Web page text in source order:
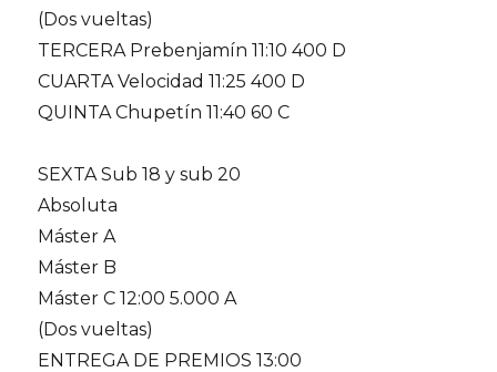
(Dos vueltas)
TERCERA Prebenjamín 11:10 400 D
CUARTA Velocidad 11:25 400 D
QUINTA Chupetín 11:40 60 C
SEXTA Sub 18 y sub 20
Absoluta
Máster A
Máster B
Máster C 12:00 5.000 A
(Dos vueltas)
ENTREGA DE PREMIOS 13:00